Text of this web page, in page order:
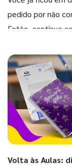
pedido por não
Então, continue
Volta às Aulas: